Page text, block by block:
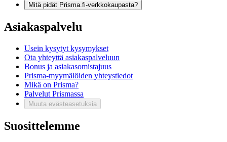
Mitä pidät Prisma.fi-verkkokaupasta?
Asiakaspalvelu
Usein kysytyt kysymykset
Ota yhteyttä asiakaspalveluun
Bonus ja asiakasomistajuus
Prisma-myymälöiden yhteystiedot
Mikä on Prisma?
Palvelut Prismassa
Muuta evästeasetuksia
Suosittelemme